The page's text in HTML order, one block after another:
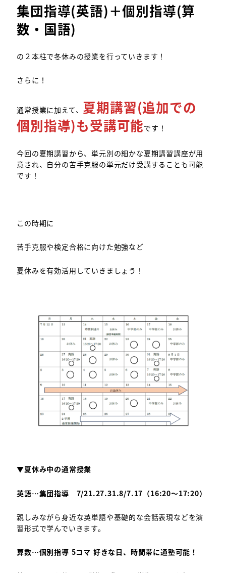
集団指導(英語)＋個別指導(算
数・国語)
の２本柱で冬休みの授業を行っていきます！
さらに！
通常授業に加えて、 夏期講習(追加での
個別指導)も受講可能です！
今回の夏期講習から、単元別の細かな夏期講習講座が用
意され、自分の苦手克服の単元だけ受講することも可能
です！
この時期に
苦手克服や検定合格に向けた勉強など
夏休みを有効活用していきましょう！
▼夏休み中の通常授業
英語…集団指導 7/21.27.31.8/7.17（16:20～17:20）
親しみながら身近な英単語や基礎的な会話表現などを演
習形式で学んでいきます。
算数…個別指導 5コマ 好きな日、時間帯に通塾可能！